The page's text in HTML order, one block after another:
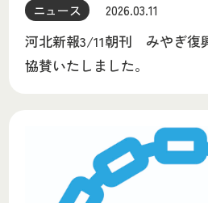
ニュース 2026.03.11
河北新報3/11朝刊 みやぎ復
協賛いたしました。